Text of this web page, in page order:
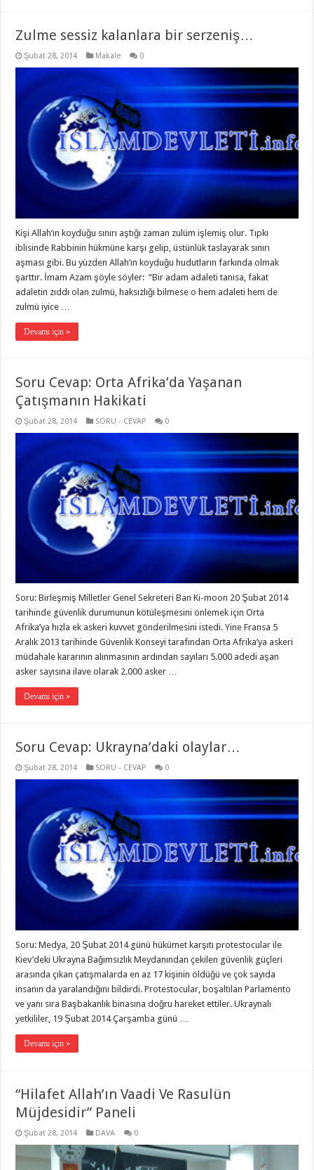
Zulme sessiz kalanlara bir serzeniş…
Şubat 28, 2014 Makale 0
Kişi Allah’ın koyduğu sınırı aştığı zaman zulüm işlemiş olur. Tıpkı
iblisinde Rabbinin hükmüne karşı gelip, üstünlük taslayarak sınırı
aşması gibi. Bu yüzden Allah’ın koyduğu hudutların farkında olmak
şarttır. İmam Azam şöyle söyler: “Bir adam adaleti tanısa, fakat
adaletin zıddı olan zulmü, haksızlığı bilmese o hem adaleti hem de
zulmü iyice …
Devamı için »
Soru Cevap: Orta Afrika’da Yaşanan
Çatışmanın Hakikati
Şubat 28, 2014 SORU - CEVAP 0
Soru: Birleşmiş Milletler Genel Sekreteri Ban Ki-moon 20 Şubat 2014
tarihinde güvenlik durumunun kötüleşmesini önlemek için Orta
Afrika’ya hızla ek askeri kuvvet gönderilmesini istedi. Yine Fransa 5
Aralık 2013 tarihinde Güvenlik Konseyi tarafından Orta Afrika’ya askeri
müdahale kararının alınmasının ardından sayıları 5.000 adedi aşan
asker sayısına ilave olarak 2.000 asker …
Devamı için »
Soru Cevap: Ukrayna’daki olaylar…
Şubat 28, 2014 SORU - CEVAP 0
Soru: Medya, 20 Şubat 2014 günü hükümet karşıtı protestocular ile
Kiev’deki Ukrayna Bağımsızlık Meydanından çekilen güvenlik güçleri
arasında çıkan çatışmalarda en az 17 kişinin öldüğü ve çok sayıda
insanın da yaralandığını bildirdi. Protestocular, boşaltılan Parlamento
ve yanı sıra Başbakanlık binasına doğru hareket ettiler. Ukraynalı
yetkililer, 19 Şubat 2014 Çarşamba günü …
Devamı için »
“Hilafet Allah’ın Vaadi Ve Rasulün
Müjdesidir” Paneli
Şubat 28, 2014 DAVA 0